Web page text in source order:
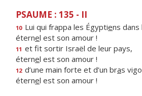
PSAUME : 135 - II
10 Lui qui frappa les Égyptiens dans
éternel est son amour !
11 et fit sortir Israël de leur pays,
éternel est son amour !
12 d’une main forte et d’un bras
éternel est son amour !